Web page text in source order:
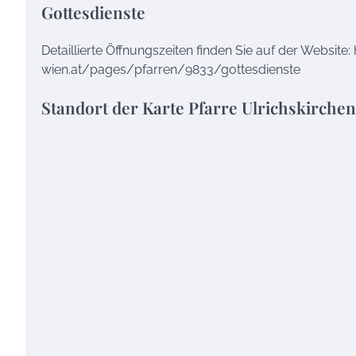
Gottesdienste
Detaillierte Öffnungszeiten finden Sie auf der
wien.at/pages/pfarren/9833/gottesdienste
Standort der Karte Pfarre Ulrichskirchen